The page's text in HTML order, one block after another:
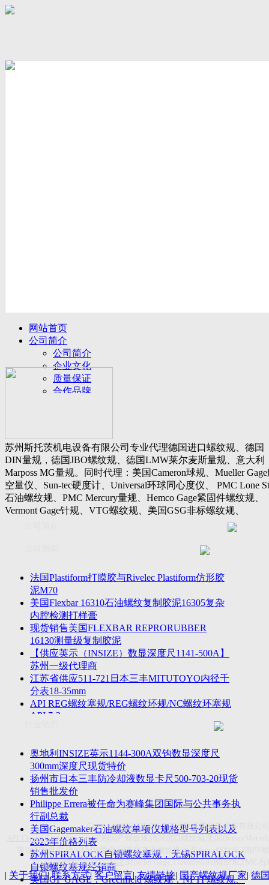
网站首页
公司简介
公司简介
企业文化
质量保证
合作品牌
公司新闻
行业动态
设备展厅
资料下载
视频下载
资料下载
软件下载
苏州斯托茨机电设备有限公司专业代理德国进口螺纹规、德国
DIN量规，德国JBO螺纹规、德国LMW莱尔麦斯量规、意大利
Marposs MG量规。同时代理：美国Cameron球规、Mueller
空量仪、Sun-tec硬度计、Universal环球同心度仪、 PMC Lone
石油螺纹规、PMC Mercury量规、Hemco Gage紧固件螺纹规、
Vermont Gage针规、VTG螺纹规、美国GSG非标螺纹规、
Threadcheck航空螺纹规、 Westport医疗螺纹规、英国
惠氏螺纹规、Tru-thread石油螺纹规、美国Gagemaker单项仪，
士TESA测高仪、德国Mahr马尔粗糙度仪、数显深度尺、东精
影像仪、英国Zodiac gauge、英国Original Gauge螺纹规等。
法国Plastiform打膜胶与Rivelec Plastiform仿形胶
泥M70
美国Flexbar 16310石油螺纹复制胶泥16305复杂
内腔检测打样膏
现货销售美国FLEXBAR REPRORUBBER
16130测量级复制胶泥
【供应英示（INSIZE）数显深度尺1141-500A】
苏州一级代理商
江苏省供应511-721日本三丰MITUTOYO内径千
分表18-35mm
API REG螺纹塞规/REG螺纹环规/NC螺纹环塞规
API 7-2
苏州市万濠卧式投影仪CPJ-3020W/CPJ-4025W代
美国B2段差尺/间隙段差尺GAPSG/NMSG/GRIP-
004/CFM-095代理商
2023年美国Universal Punch圆度仪价格表，国产
定制跳动量仪
波音一季度营收增近三成超预期，近五年季度交
付数量首超空客
奥地利INSIZE英示1144-300A双钩数显深度尺
300mm深度尺现货特价
扬州市日本三丰防冷却液数显卡尺500-703-20现货
销售批发价
Philippe Errera被任命为赛峰集团国际与公共事务执
行副总裁
美国Gagemaker石油螺纹单项仪规格型号列表以及
2023年价格列表
苏州SPIRALOCK自锁螺纹塞规，无锡SPIRALOCK
自锁螺纹塞规经销商
美国GF GAGE，Greenfield 螺纹规，NPTF螺纹规、
Copyright(C)2026-2027苏州斯托茨机电设备有限公司
API Thread Gage, Sitemap,定制国产螺纹规
莱尔麦斯量规,德国 LMW量规,国产爱克母螺纹规 ,国产Acme 螺纹规,HBPV
Titecswiss螺纹规 ,API GAGE
| 关于我们|联系方式| 客户留言|友情链接| 国产螺纹规厂家| 德